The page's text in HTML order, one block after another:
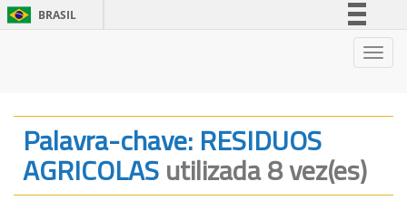
BRASIL
Legislação
Canais
Palavra-chave: RESIDUOS
AGRICOLASutilizada 8 vez(es)